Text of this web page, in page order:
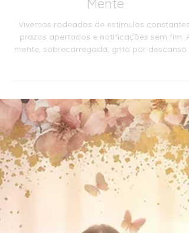
Desenvolvimento Pessoal
Limpeza Mental: Como
Sono e Perdão Renovam a
prazos apertados e notificações sem fim. A
mente, sobrecarregada, grita por descanso
mas quantas vezes a ouvimos
verdadeiramente? Neste artigo, vamos
a limpeza mental como um processo
fundamental para restaurar o equilíbrio
usando recursos simples e poderosos: o
silêncio, o sono, o choro, o perdão e a
desconexão digital.